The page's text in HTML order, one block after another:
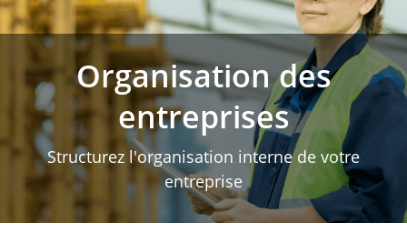
Organisation des
entreprises
Structurez l'organisation interne de votre
entreprise